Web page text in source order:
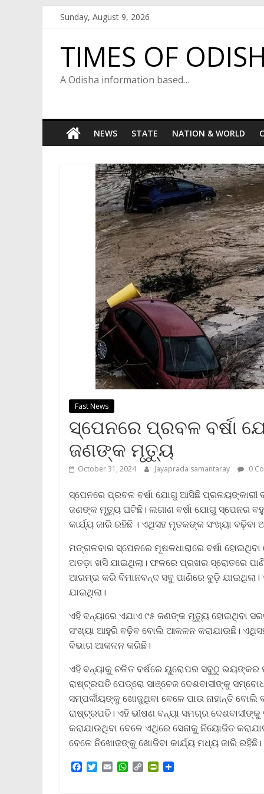
Sunday, August 9, 2026
TIMES OF
A Odisha information based…
NEWS STATE NATION & WORLD
Fast News
ସ୍ପେନରେ ପ୍ରବଳ ବର୍ଷା
ଜଣଙ୍କ ମୃତ୍ୟୁ
October 31, 2024 Jayaprada samantaray 0
ସ୍ପେନରେ ପ୍ରବଳ ବର୍ଷା ଯୋଗୁ ଆସିଛି
ଜଣଙ୍କ ମୃତ୍ୟୁ ଘଟିଛି। ଲଗାଣ ବର୍ଷା ଯୋଗୁ ସ୍ପେନର
କାର୍ଯ୍ୟ ଜାରି ରହିଛି । ଏଥିସହ ମୃତକଙ୍କ ସଂଖ୍ୟା ବଢ଼ିବା
ମଙ୍ଗଳବାର ସ୍ପେନରେ ମୂଷଳଧାରାରେ ବର୍ଷା
ଅତଡ଼ା ଖସି ଯାଇଥିଲା। ଫଳରେ ପ୍ରଖର ସ୍ରୋତରେ
ଆରମ୍ଭ କରି ବିମାନବନ୍ଦ ସବୁ ପାଣିରେ ବୁଡ଼ି
ଯାଇଥିଲା।
ଏହି ବନ୍ୟାରେ ଏଯାଏ ୯୫ ଜଣଙ୍କ ମୃତ୍ୟୁ ହୋଇଥିବା
ସଂଖ୍ୟା ଆହୁରି ବଢ଼ିବ ବୋଲି ଆକଳନ କରାଯାଉଛି।
ବିଭାଗ ଆକଳନ କରିଛି।
ଏହି ବନ୍ୟାକୁ ଚଳିତ ବର୍ଷରେ ୟୁରୋପର ସବୁଠୁ ଭୟଙ୍କର
ରାଷ୍ଟ୍ରପତି ପେଡ୍ରୋ ସାଞ୍ଚେଜ ଦେଶବାସୀଙ୍କୁ
ସମ୍ପର୍କୀୟଙ୍କୁ ଖୋଜୁଥିବା ବେଳେ ପାଉ ନାହାନ୍ତି
ରାଷ୍ଟ୍ରପତି। ଏହି ଭୀଷଣ ବନ୍ୟା ସମଗ୍ର
କରାଯାଉଥିବା ବେଳେ ଏଥିରେ ସେନାକୁ ନିୟୋଜିତ
ବେଳେ ନିଖୋଜଙ୍କୁ ଖୋଜିବା କାର୍ଯ୍ୟ ମଧ୍ୟ ଜାରି ରହିଛି।
T
E
W
C
P